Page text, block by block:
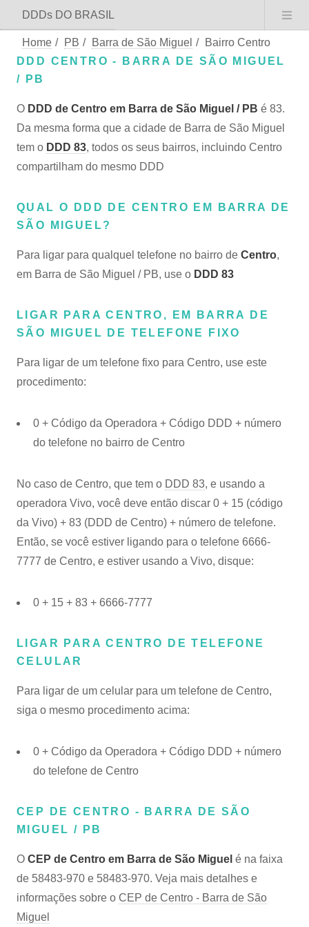
DDDs DO BRASIL
Home / PB / Barra de São Miguel /
Bairro Centro
DDD CENTRO - BARRA DE SÃO MIGUEL
/ PB
O DDD de Centro em Barra de São Miguel / PB é 83.
Da mesma forma que a cidade de Barra de São Miguel
tem o DDD 83, todos os seus bairros, incluindo Centro
compartilham do mesmo DDD
QUAL O DDD DE CENTRO EM BARRA DE
SÃO MIGUEL?
Para ligar para qualquel telefone no bairro de Centro,
em Barra de São Miguel / PB, use o DDD 83
LIGAR PARA CENTRO, EM BARRA DE
SÃO MIGUEL DE TELEFONE FIXO
Para ligar de um telefone fixo para Centro, use este
procedimento:
0 + Código da Operadora + Código DDD + número
do telefone no bairro de Centro
No caso de Centro, que tem o DDD 83, e usando a
operadora Vivo, você deve então discar 0 + 15 (código
da Vivo) + 83 (DDD de Centro) + número de telefone.
Então, se você estiver ligando para o telefone 6666-
7777 de Centro, e estiver usando a Vivo, disque:
0 + 15 + 83 + 6666-7777
LIGAR PARA CENTRO DE TELEFONE
CELULAR
Para ligar de um celular para um telefone de Centro,
siga o mesmo procedimento acima:
0 + Código da Operadora + Código DDD + número
do telefone de Centro
CEP DE CENTRO - BARRA DE SÃO
MIGUEL / PB
O CEP de Centro em Barra de São Miguel é na faixa
de 58483-970 e 58483-970. Veja mais detalhes e
informações sobre o CEP de Centro - Barra de São
Miguel